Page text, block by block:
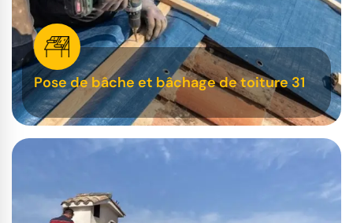
Pose de bâche et bâchage de toiture 31